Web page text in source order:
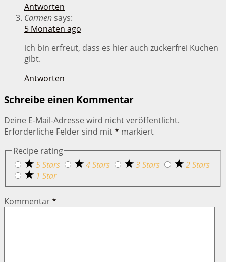
Antworten
Carmen says:
5 Monaten ago
ich bin erfreut, dass es hier auch zuckerfrei Kuchen
gibt.
Antworten
Schreibe einen Kommentar
Deine E-Mail-Adresse wird nicht veröffentlicht.
Erforderliche Felder sind mit* markiert
Recipe rating
5 Stars
4 Stars 3 Stars
2 Stars
1 Star
Kommentar*